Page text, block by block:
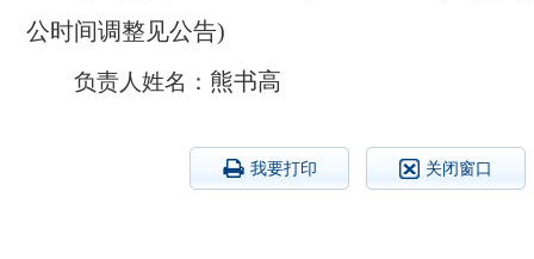
公时间调整见公告)
负责人姓名： 熊书高
我要打印 关闭窗口